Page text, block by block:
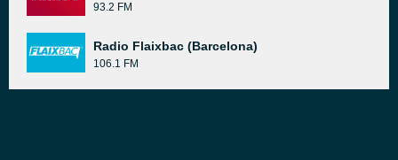
93.2 FM
Radio Flaixbac (Barcelona)
106.1 FM